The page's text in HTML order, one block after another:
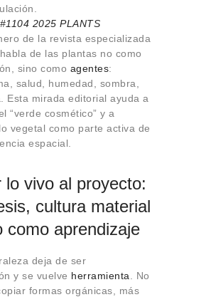
2025 PLANTS
de la revista especializada
de las plantas no como
sino como agentes:
salud, humedad, sombra,
Esta mirada editorial ayuda a
“verde cosmético” y a
vegetal como parte activa de
espacial.
lo vivo al proyecto:
cultura material
como aprendizaje
deja de ser
y se vuelve herramienta . No
formas orgánicas, más